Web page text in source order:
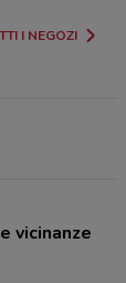
I NEGOZI
vicinanze